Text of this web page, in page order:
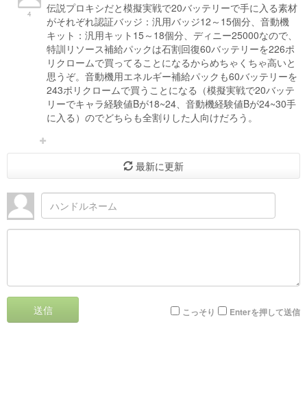
4
伝説プロキシだと模擬実戦で20バッテリーで手に入る素材
がそれぞれ認証バッジ：汎用バッジ12～15個分、音動機
キット：汎用キット15～18個分、ディニー25000なので、
特訓リソース補給パックは石割回復60バッテリーを226ポ
リクロームで買ってることになるからめちゃくちゃ高いと
思うぞ。音動機用エネルギー補給パックも60バッテリーを
243ポリクロームで買うことになる（模擬実戦で20バッテ
リーでキャラ経験値Bが18~24、音動機経験値Bが24~30手
に入る）のでどちらも全割りした人向けだろう。
最新に更新
送信 こっそり Enterを押して送信